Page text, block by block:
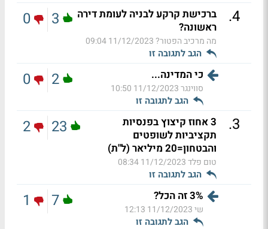
4
.
ברכישת קרקע לבניה לעומת דירה
ראשונה?
מה מרכיב הפטור?11/12/2023 09:04
הגב לתגובה זו
3
0
כי המדינה...
סווינגר11/12/2023 10:50
הגב לתגובה זו
2
0
3
.
3 אחוז קיצוץ בפנסיות
תקציביות לשופטים
והבטחון=20 מיליאר (ל"ת)
טום פלד11/12/2023 08:34
הגב לתגובה זו
23
2
3% זה הכל?
שי11/12/2023 12:13
הגב לתגובה זו
7
1